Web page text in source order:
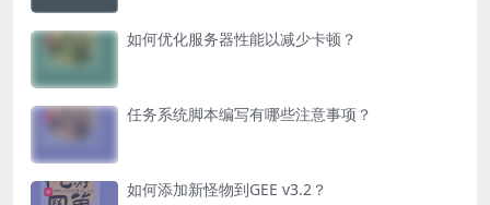
如何优化服务器性能以减少卡顿？
任务系统脚本编写有哪些注意事项？
如何添加新怪物到GEE v3.2？